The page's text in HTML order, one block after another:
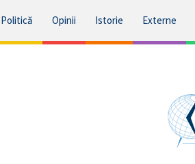
Politică Opinii Istorie Externe